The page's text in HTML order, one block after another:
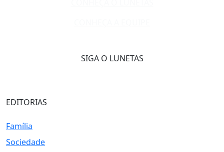
SIGA O LUNETAS
EDITORIAS
Família
Sociedade